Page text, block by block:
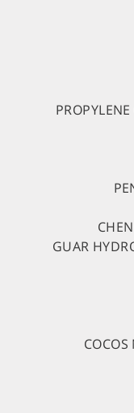
GUAR
COCOS